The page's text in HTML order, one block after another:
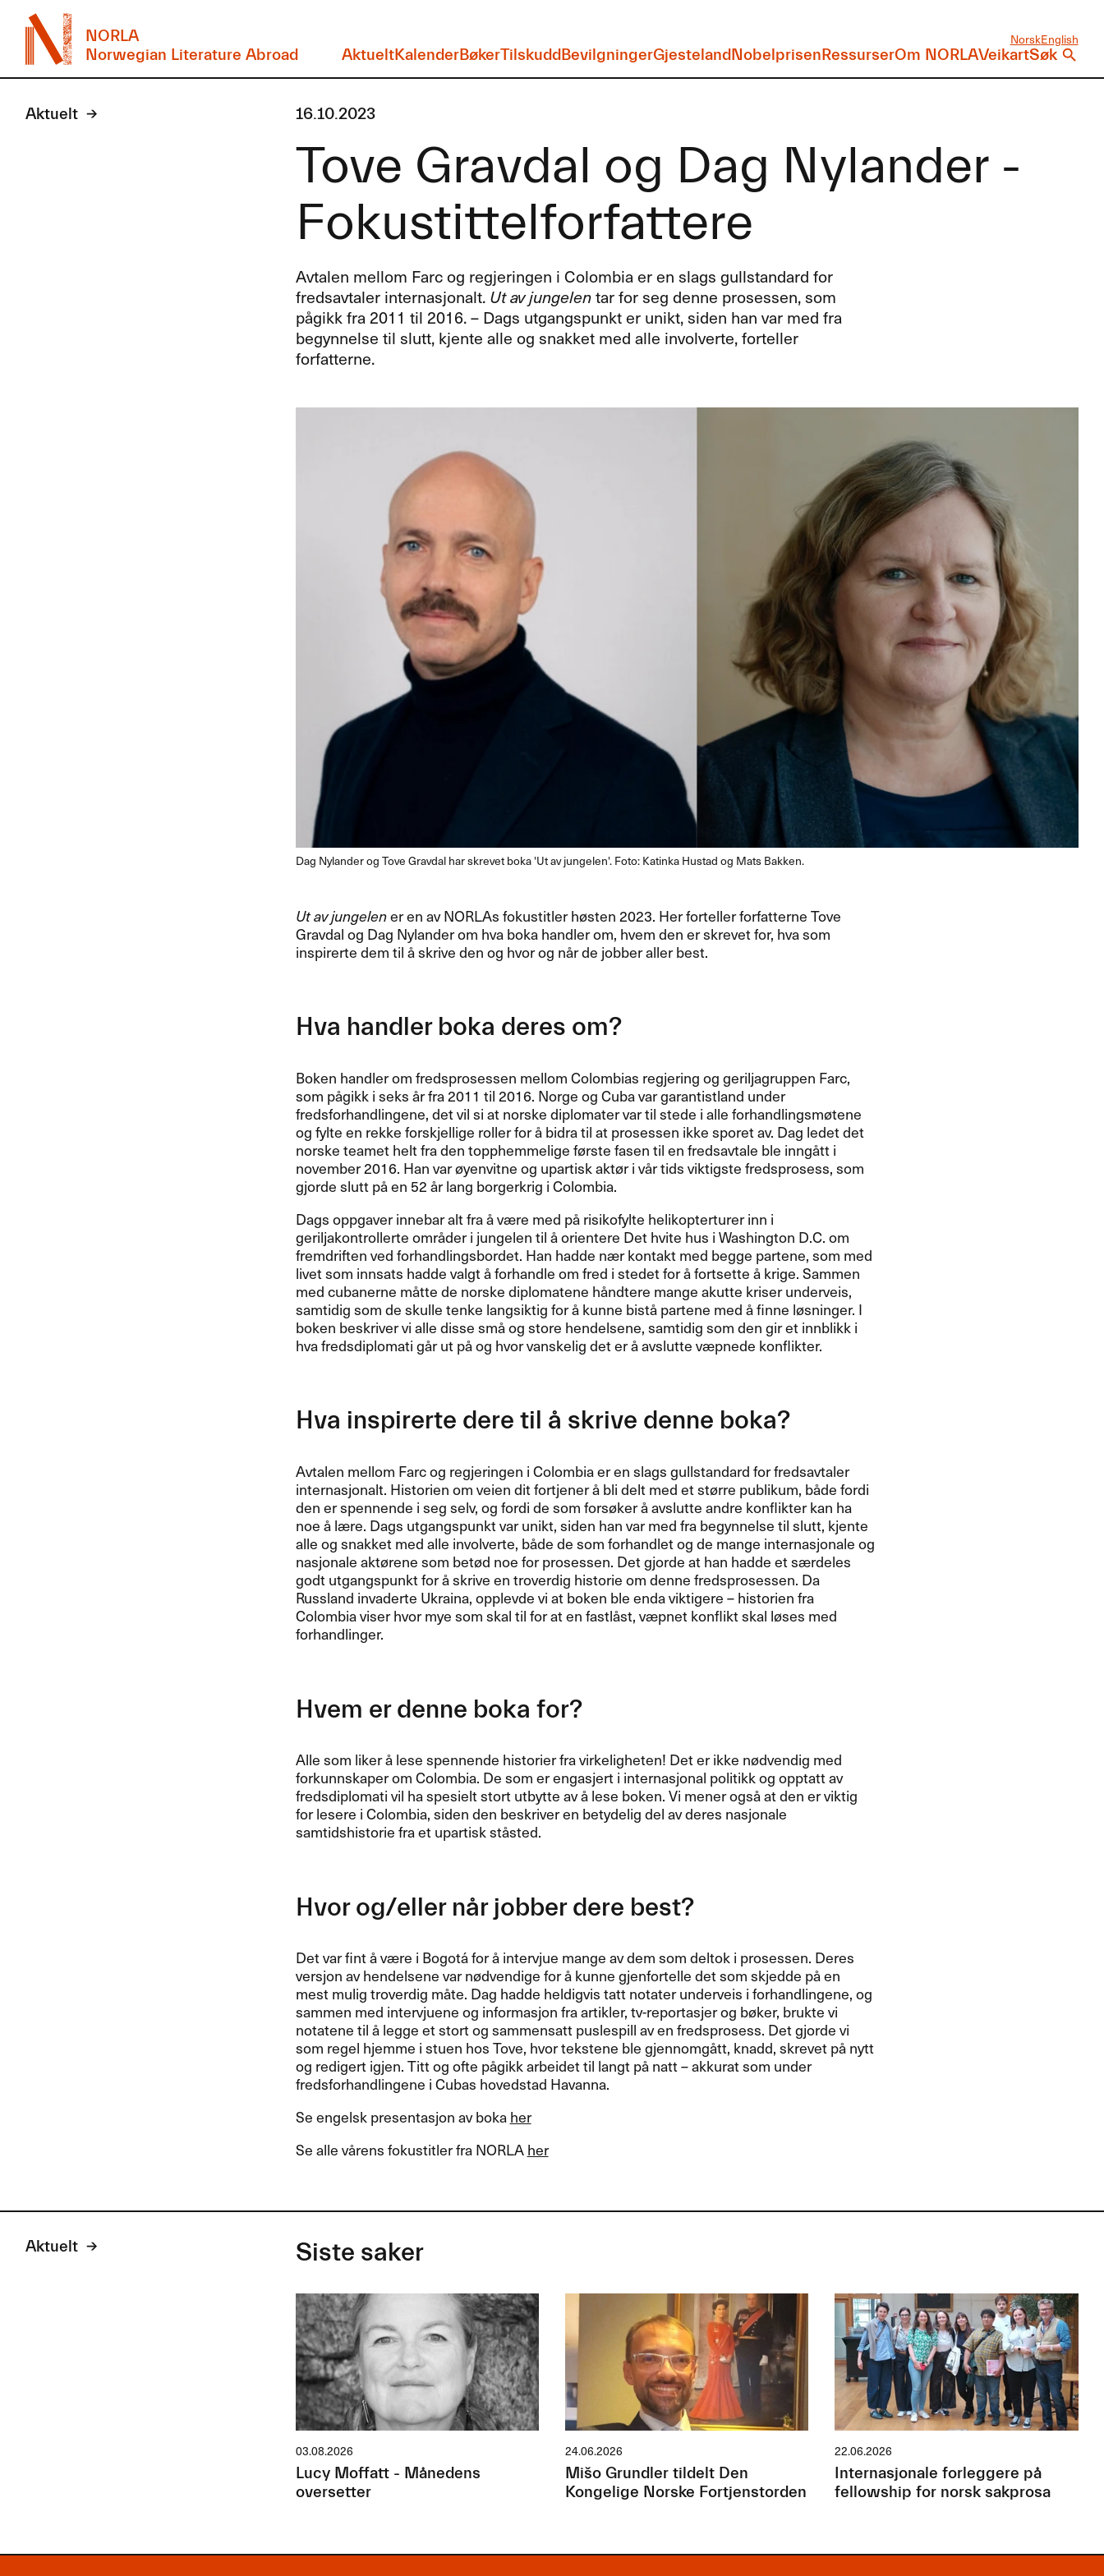
NORLA
Norwegian Literature Abroad
NorskEnglish
AktueltKalenderBøkerTilskuddBevilgningerGjestelandNobelprisenRessurserOm NORLAVeikartSøk
Aktuelt 16.10.2023
Tove Gravdal og Dag Nylander -
Fokustittelforfattere
Avtalen mellom Farc og regjeringen i Colombia er en slags gullstandard for
fredsavtaler internasjonalt. Ut av jungelentar for seg denne prosessen, som
pågikk fra 2011 til 2016. – Dags utgangspunkt er unikt, siden han var med fra
begynnelse til slutt, kjente alle og snakket med alle involverte, forteller
forfatterne.
Dag Nylander og Tove Gravdal har skrevet boka 'Ut av jungelen'. Foto: Katinka Hustad og Mats Bakken.
Ut av jungelener en av NORLAs fokustitler høsten 2023. Her forteller forfatterne Tove
Gravdal og Dag Nylander om hva boka handler om, hvem den er skrevet for, hva som
inspirerte dem til å skrive den og hvor og når de jobber aller best.
Hva handler boka deres om?
Boken handler om fredsprosessen mellom Colombias regjering og geriljagruppen Farc,
som pågikk i seks år fra 2011 til 2016. Norge og Cuba var garantistland under
fredsforhandlingene, det vil si at norske diplomater var til stede i alle forhandlingsmøtene
og fylte en rekke forskjellige roller for å bidra til at prosessen ikke sporet av. Dag ledet det
norske teamet helt fra den topphemmelige første fasen til en fredsavtale ble inngått i
november 2016. Han var øyenvitne og upartisk aktør i vår tids viktigste fredsprosess, som
gjorde slutt på en 52 år lang borgerkrig i Colombia.
Dags oppgaver innebar alt fra å være med på risikofylte helikopterturer inn i
geriljakontrollerte områder i jungelen til å orientere Det hvite hus i Washington D.C. om
fremdriften ved forhandlingsbordet. Han hadde nær kontakt med begge partene, som med
livet som innsats hadde valgt å forhandle om fred i stedet for å fortsette å krige. Sammen
med cubanerne måtte de norske diplomatene håndtere mange akutte kriser underveis,
samtidig som de skulle tenke langsiktig for å kunne bistå partene med å finne løsninger. I
boken beskriver vi alle disse små og store hendelsene, samtidig som den gir et innblikk i
hva fredsdiplomati går ut på og hvor vanskelig det er å avslutte væpnede konflikter.
Hva inspirerte dere til å skrive denne boka?
Avtalen mellom Farc og regjeringen i Colombia er en slags gullstandard for fredsavtaler
internasjonalt. Historien om veien dit fortjener å bli delt med et større publikum, både fordi
den er spennende i seg selv, og fordi de som forsøker å avslutte andre konflikter kan ha
noe å lære. Dags utgangspunkt var unikt, siden han var med fra begynnelse til slutt, kjente
alle og snakket med alle involverte, både de som forhandlet og de mange internasjonale og
nasjonale aktørene som betød noe for prosessen. Det gjorde at han hadde et særdeles
godt utgangspunkt for å skrive en troverdig historie om denne fredsprosessen. Da
Russland invaderte Ukraina, opplevde vi at boken ble enda viktigere – historien fra
Colombia viser hvor mye som skal til for at en fastlåst, væpnet konflikt skal løses med
forhandlinger.
Hvem er denne boka for?
Alle som liker å lese spennende historier fra virkeligheten! Det er ikke nødvendig med
forkunnskaper om Colombia. De som er engasjert i internasjonal politikk og opptatt av
fredsdiplomati vil ha spesielt stort utbytte av å lese boken. Vi mener også at den er viktig
for lesere i Colombia, siden den beskriver en betydelig del av deres nasjonale
samtidshistorie fra et upartisk ståsted.
Hvor og/eller når jobber dere best?
Det var fint å være i Bogotá for å intervjue mange av dem som deltok i prosessen. Deres
versjon av hendelsene var nødvendige for å kunne gjenfortelle det som skjedde på en
mest mulig troverdig måte. Dag hadde heldigvis tatt notater underveis i forhandlingene, og
sammen med intervjuene og informasjon fra artikler, tv-reportasjer og bøker, brukte vi
notatene til å legge et stort og sammensatt puslespill av en fredsprosess. Det gjorde vi
som regel hjemme i stuen hos Tove, hvor tekstene ble gjennomgått, knadd, skrevet på nytt
og redigert igjen. Titt og ofte pågikk arbeidet til langt på natt – akkurat som under
fredsforhandlingene i Cubas hovedstad Havanna.
Se engelsk presentasjon av bokaher
Se alle vårens fokustitler fraNORLA her
Aktuelt Siste saker
03.08.2026
Lucy Moffatt - Månedens
oversetter
24.06.2026
Mišo Grundler tildelt Den
Kongelige Norske Fortjenstorden
22.06.2026
Internasjonale forleggere på
fellowship for norsk sakprosa